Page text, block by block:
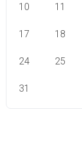
10 11
17 18
24 25
31